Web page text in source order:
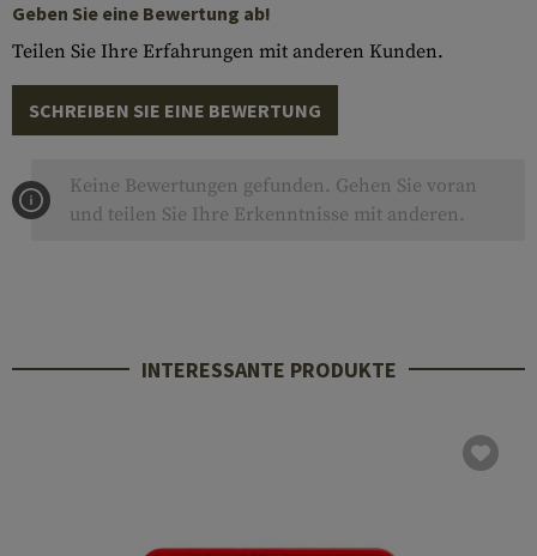
Geben Sie eine Bewertung ab!
Teilen Sie Ihre Erfahrungen mit anderen Kunden.
SCHREIBEN SIE EINE BEWERTUNG
Keine Bewertungen gefunden. Gehen Sie voran
und teilen Sie Ihre Erkenntnisse mit anderen.
INTERESSANTE PRODUKTE